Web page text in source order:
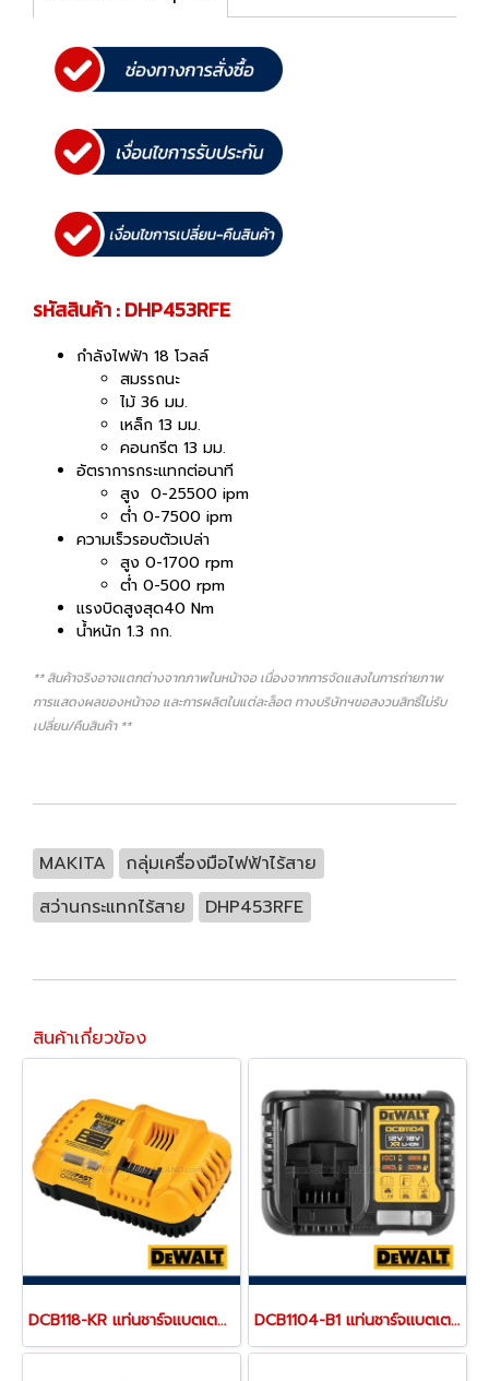
รหัสสินค้า : DHP453RFE
กำลังไฟฟ้า 18 โวลล์
สมรรถนะ
ไม้ 36 มม.
เหล็ก 13 มม.
คอนกรีต 13 มม.
อัตราการกระแทกต่อนาที
สูง 0-25500 ipm
ต่ำ 0-7500 ipm
ความเร็วรอบตัวเปล่า
สูง 0-1700 rpm
ต่ำ 0-500 rpm
แรงบิดสูงสุด40 Nm
น้ำหนัก 1.3 กก.
** สินค้าจริงอาจแตกต่างจากภาพในหน้าจอ เนื่องจากการจัดแสงในการถ่ายภาพ
การแสดงผลของหน้าจอ และการผลิตในแต่ละล็อต ทางบริษัทฯขอสงวนสิทธิ์ไม่รับ
เปลี่ยน/คืนสินค้า **
MAKITA
กลุ่มเครื่องมือไฟฟ้าไร้สาย
สว่านกระแทกไร้สาย
DHP453RFE
สินค้าเกี่ยวข้อง
DCB118-KR แท่นชาร์จแบตเตอรี่ 20V/60MAX (ใช้ชาร์จแบตเตอรี่ 18V,20V ขึ้นไป)"DEWALT" ดีวอลท์ DCB1104-B1 แท่นชาร์จแบตเตอรี่ 12V/20V MAX (ใช้ชาร์จแบตเตอรี่ DEWALT ได้ทุกรุ่น) ขนาดเล็กพกพา "DEWALT" ดีวอลท์